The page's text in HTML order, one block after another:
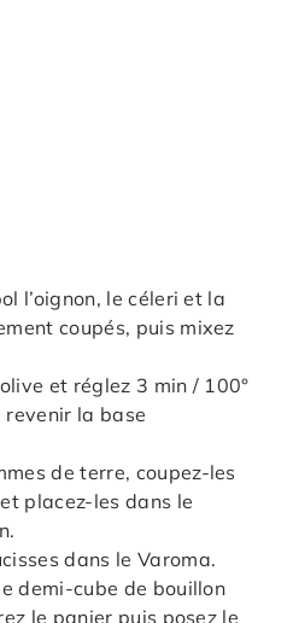
l’oignon, le céleri et la
coupés, puis mixez
et réglez 3 min / 100°
la base
de terre, coupez-les
placez-les dans le
dans le Varoma.
demi-cube de bouillon
le panier puis posez le